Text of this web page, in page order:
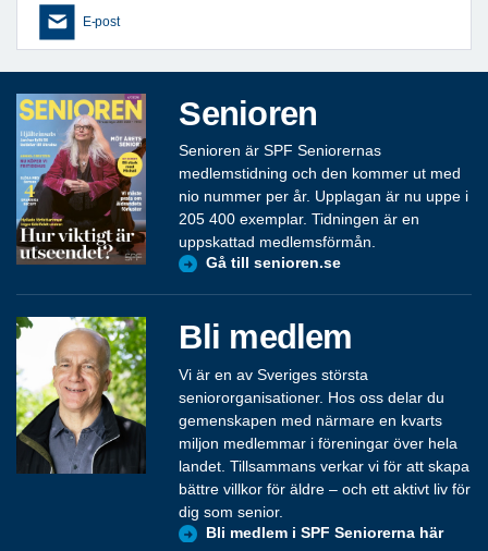
E-post
Senioren
Senioren är SPF Seniorernas
medlemstidning och den kommer ut med
nio nummer per år. Upplagan är nu uppe i
205 400 exemplar. Tidningen är en
uppskattad medlemsförmån.
Gå till senioren.se
Bli medlem
Vi är en av Sveriges största
seniororganisationer. Hos oss delar du
gemenskapen med närmare en kvarts
miljon medlemmar i föreningar över hela
landet. Tillsammans verkar vi för att skapa
bättre villkor för äldre – och ett aktivt liv för
dig som senior.
Bli medlem i SPF Seniorerna här